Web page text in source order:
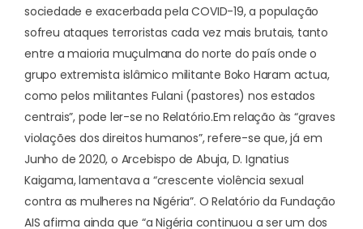
sociedade e exacerbada pela COVID-19, a população
sofreu ataques terroristas cada vez mais brutais, tanto
entre a maioria muçulmana do norte do país onde o
grupo extremista islâmico militante Boko Haram actua,
como pelos militantes Fulani (pastores) nos estados
centrais”, pode ler-se no Relatório.Em relação às “graves
violações dos direitos humanos”, refere-se que, já em
Junho de 2020, o Arcebispo de Abuja, D. Ignatius
Kaigama, lamentava a “crescente violência sexual
contra as mulheres na Nigéria”. O Relatório da Fundação
AIS afirma ainda que “a Nigéria continuou a ser um dos